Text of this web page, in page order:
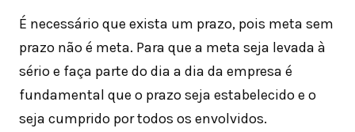
É necessário que exista um prazo, pois meta sem
prazo não é meta. Para que a meta seja levada à
sério e faça parte do dia a dia da empresa é
fundamental que o prazo seja estabelecido e o
seja cumprido por todos os envolvidos.